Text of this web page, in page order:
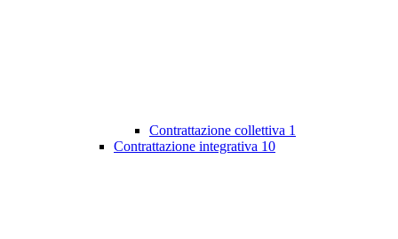
Contrattazione collettiva 1
Contrattazione integrativa 10